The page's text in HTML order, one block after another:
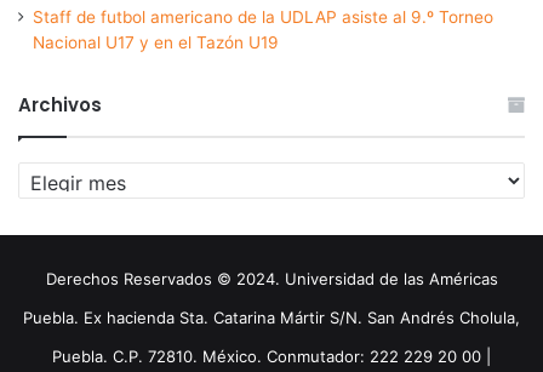
Staff de futbol americano de la UDLAP asiste al 9.º Torneo
Nacional U17 y en el Tazón U19
Archivos
Archivos
Derechos Reservados © 2024. Universidad de las Américas
Puebla. Ex hacienda Sta. Catarina Mártir S/N. San Andrés Cholula,
Puebla. C.P. 72810. México. Conmutador: 222 229 20 00 |